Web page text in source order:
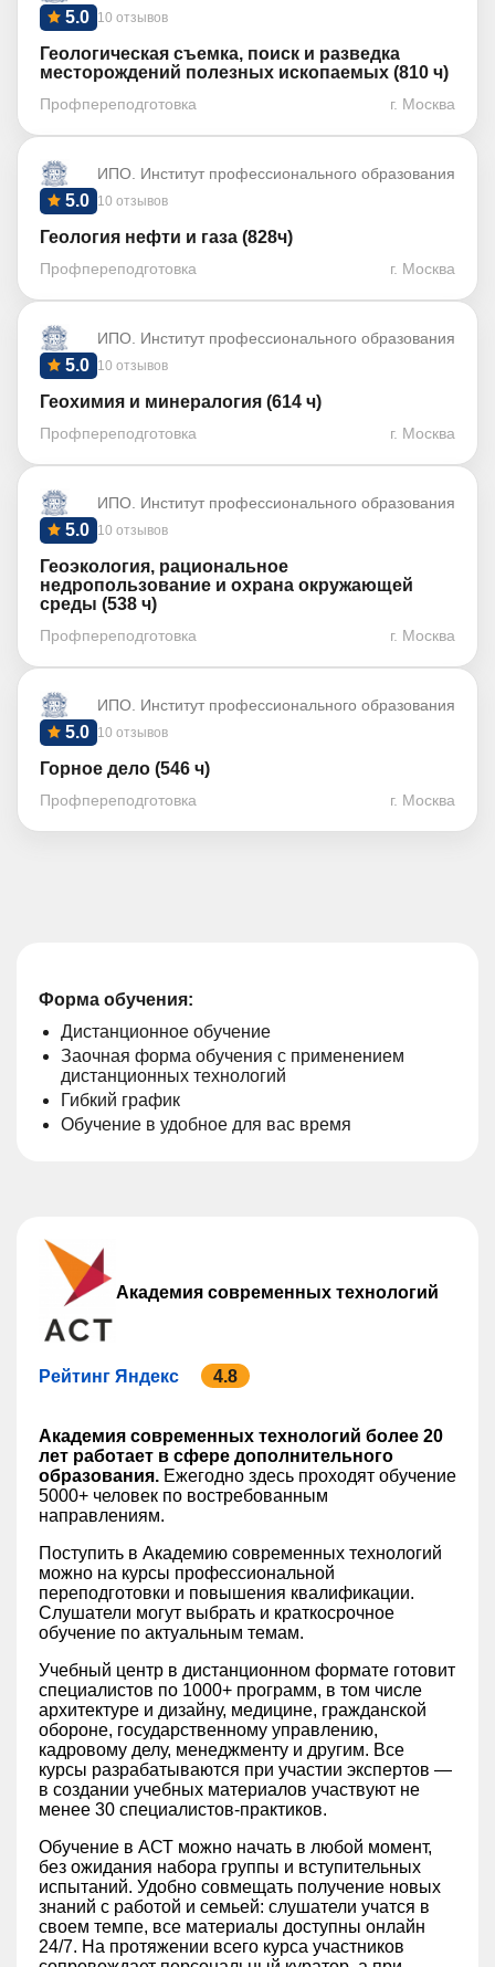
10 отзывов
5.0
Геологическая съемка, поиск и разведка
месторождений полезных ископаемых (810 ч)
Профпереподготовка г. Москва
ИПО. Институт профессионального образования
10 отзывов
5.0
Геология нефти и газа (828ч)
Профпереподготовка г. Москва
ИПО. Институт профессионального образования
10 отзывов
5.0
Геохимия и минералогия (614 ч)
Профпереподготовка г. Москва
ИПО. Институт профессионального образования
10 отзывов
5.0
Геоэкология, рациональное
недропользование и охрана окружающей
среды (538 ч)
Профпереподготовка г. Москва
ИПО. Институт профессионального образования
10 отзывов
5.0
Горное дело (546 ч)
Профпереподготовка г. Москва
Форма обучения:
Дистанционное обучение
Заочная форма обучения с применением
дистанционных технологий
Гибкий график
Обучение в удобное для вас время
Академия современных технологий
Рейтинг Яндекс 4.8
Академия современных технологий более 20
лет работает в сфере дополнительного
образования. Ежегодно здесь проходят обучение
5000+ человек по востребованным
направлениям.
Поступить в Академию современных технологий
можно на курсы профессиональной
переподготовки и повышения квалификации.
Слушатели могут выбрать и краткосрочное
обучение по актуальным темам.
Учебный центр в дистанционном формате готовит
специалистов по 1000+ программ, в том числе
архитектуре и дизайну, медицине, гражданской
обороне, государственному управлению,
кадровому делу, менеджменту и другим. Все
курсы разрабатываются при участии экспертов —
в создании учебных материалов участвуют не
менее 30 специалистов-практиков.
Обучение в АСТ можно начать в любой момент,
без ожидания набора группы и вступительных
испытаний. Удобно совмещать получение новых
знаний с работой и семьей: слушатели учатся в
своем темпе, все материалы доступны онлайн
24/7. На протяжении всего курса участников